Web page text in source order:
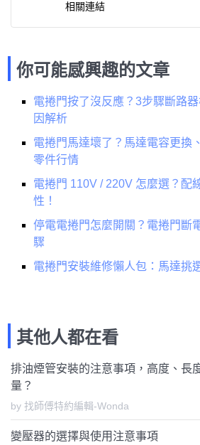
相關連結
你可能感興趣的文章
電捲門按了沒反應？3步驟斷路
因解析
電捲門馬達壞了？馬達電容更換
零件行情
電捲門 110V / 220V 怎麼選？配
性！
停電電捲門怎麼開關？電捲門斷
驟
電捲門安裝維修懶人包：馬達挑
其他人都在看
排油煙管安裝的注意事項，高度、長
量？
by 找師傅特約編輯-Wonda
變壓器的選擇與使用注意事項